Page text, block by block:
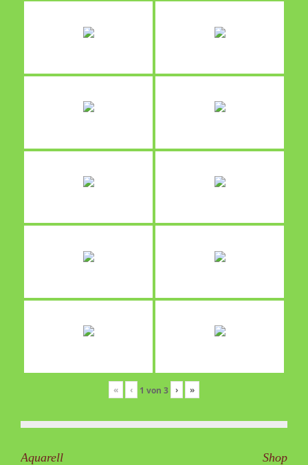
« ‹ 1 von 3 › »
Beitragsnavigation
Aquarell Shop